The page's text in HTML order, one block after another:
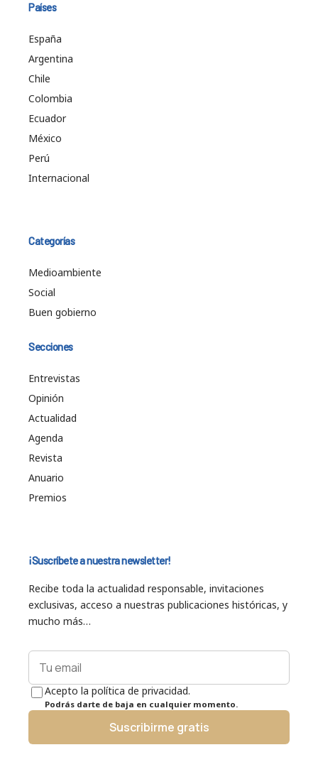
Países
España
Argentina
Chile
Colombia
Ecuador
México
Perú
Internacional
Categorías
Medioambiente
Social
Buen gobierno
Secciones
Entrevistas
Opinión
Actualidad
Agenda
Revista
Anuario
Premios
¡Suscríbete a nuestra newsletter!
Recibe toda la actualidad responsable, invitaciones
exclusivas, acceso a nuestras publicaciones históricas, y
mucho más…
Acepto la política de privacidad.
Podrás darte de baja en cualquier momento.
Suscribirme gratis